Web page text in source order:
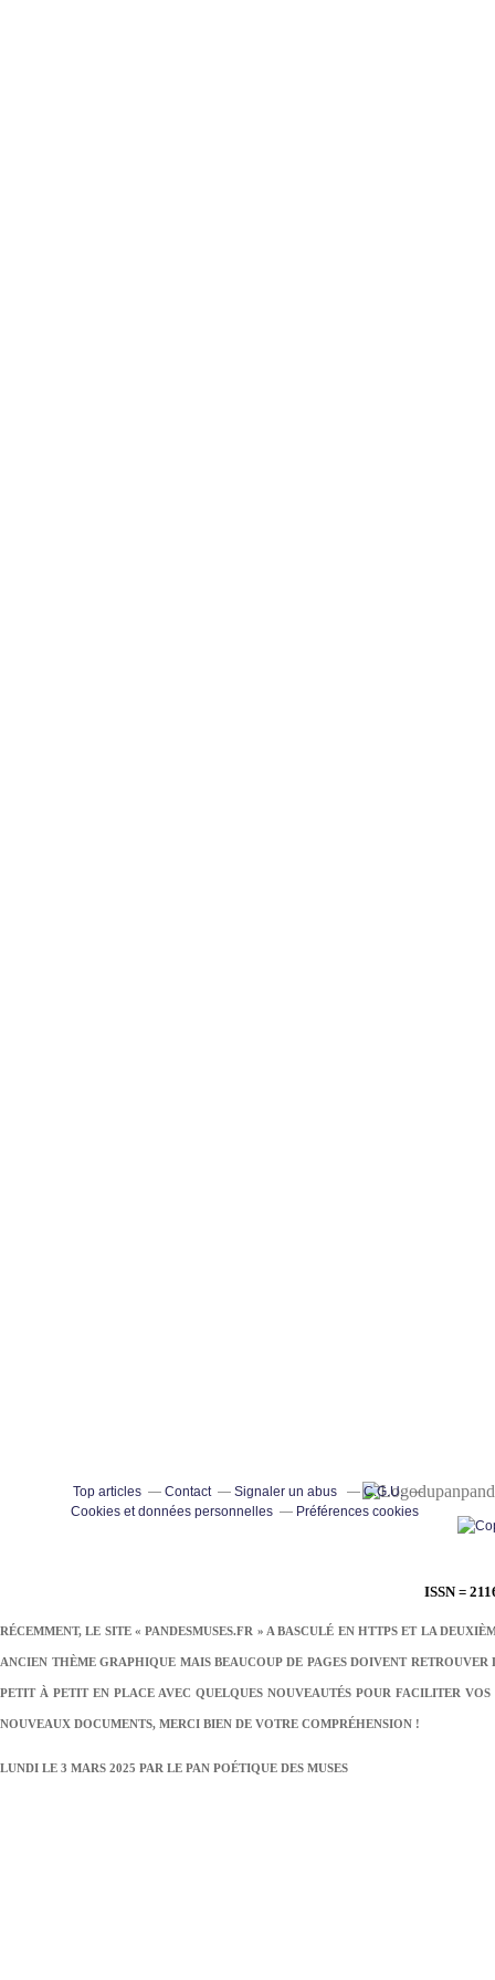
ISSN =
RÉCEMMENT, LE SITE « PANDESMUSES.FR » A BASCULÉ EN HTTPS ET LA
ANCIEN THÈME GRAPHIQUE MAIS BEAUCOUP DE PAGES DOIVENT
PETIT À PETIT EN PLACE AVEC QUELQUES NOUVEAUTÉS POUR FACILITER
NOUVEAUX DOCUMENTS, MERCI BIEN DE VOTRE COMPRÉHENSION !
LUNDI LE 3 MARS 2025 PAR LE PAN POÉTIQUE DES MUSES
Top articles Contact Signaler un abus
C.G.U.
Cookies et données personnelles
Préférences cookies